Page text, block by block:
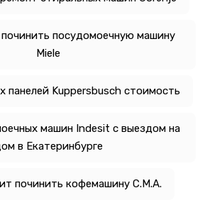
посудомоечную машину
Miele
панелей Kuppersbusch стоимость
машин Indesit с выездом на
в Екатеринбурге
починить кофемашину C.M.A.